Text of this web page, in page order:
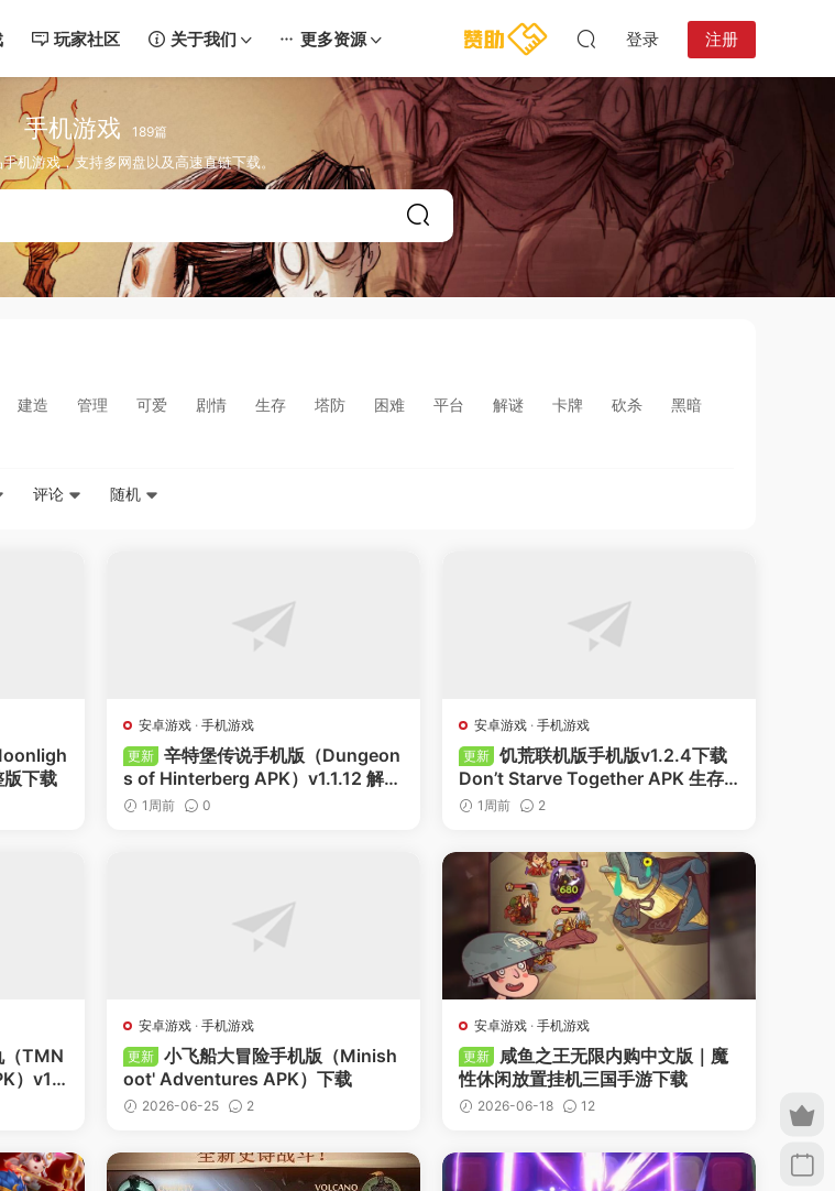
玩家社区 关于我们 更多资源 登录 注册
手机游戏 189篇
机游戏，支持多网盘以及高速直链下载。
建造 管理 可爱 剧情 生存 塔防 困难 平台 解谜 卡牌 砍杀
黑暗
评论 随机
下载
安卓游戏 · 手机游戏
更新 辛特堡传说手机版（Dungeon
s of Hinterberg APK）v1.1.12 解锁
完整版安卓下载
1周前 0
安卓游戏 · 手机游戏
更新 饥荒联机版手机版v1.2.4下载
Don’t Starve Together APK 生存
联机手游
1周前 2
收藏 -点赞
（TMN
）v1.
安卓游戏 · 手机游戏
更新 小飞船大冒险手机版（Minish
oot' Adventures APK）下载
2026-06-25 2
-收藏 -点赞
安卓游戏 · 手机游戏
更新
咸鱼之王无限内购中文版｜魔
性休闲放置挂机三国手游下载
2026-06-18 12
点赞